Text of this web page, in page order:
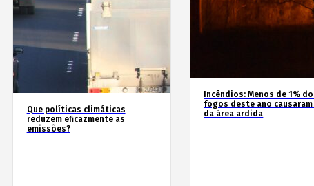
Que políticas climáticas
reduzem eficazmente as
emissões?
Incêndios: Menos de 1%
fogos deste ano causaram
da área ardida